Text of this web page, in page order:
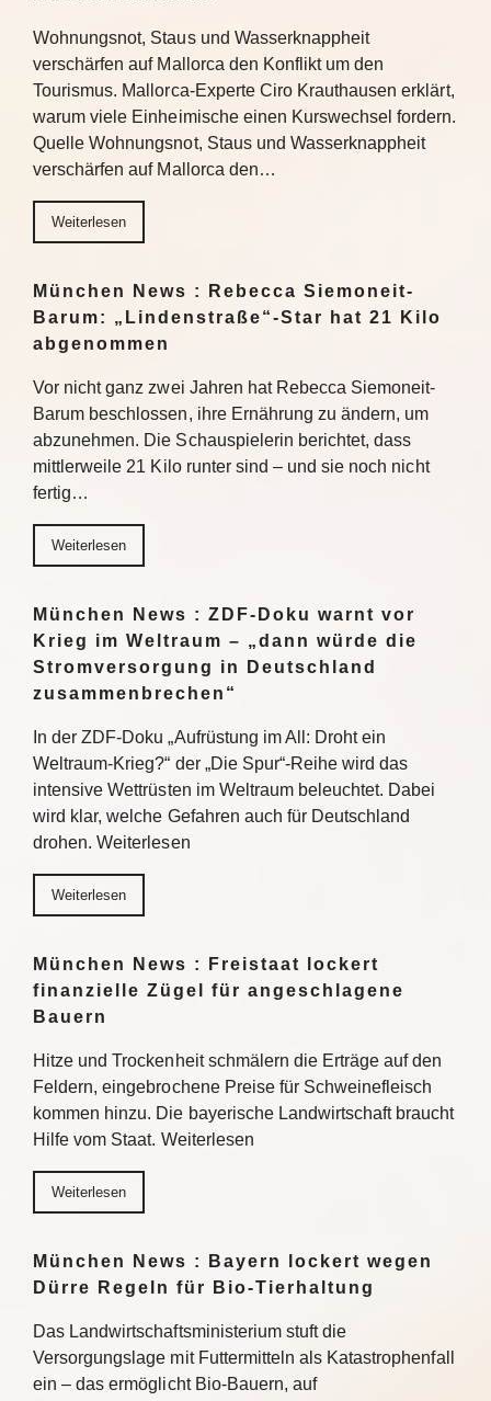
Wohnungsnot, Staus und Wasserknappheit
verschärfen auf Mallorca den Konflikt um den
Tourismus. Mallorca-Experte Ciro Krauthausen erklärt,
warum viele Einheimische einen Kurswechsel fordern.
Quelle Wohnungsnot, Staus und Wasserknappheit
verschärfen auf Mallorca den…
Weiterlesen
München News : Rebecca Siemoneit-
Barum: „Lindenstraße“-Star hat 21 Kilo
abgenommen
Vor nicht ganz zwei Jahren hat Rebecca Siemoneit-
Barum beschlossen, ihre Ernährung zu ändern, um
abzunehmen. Die Schauspielerin berichtet, dass
mittlerweile 21 Kilo runter sind – und sie noch nicht
fertig…
Weiterlesen
München News : ZDF-Doku warnt vor
Krieg im Weltraum – „dann würde die
Stromversorgung in Deutschland
zusammenbrechen“
In der ZDF-Doku „Aufrüstung im All: Droht ein
Weltraum-Krieg?“ der „Die Spur“-Reihe wird das
intensive Wettrüsten im Weltraum beleuchtet. Dabei
wird klar, welche Gefahren auch für Deutschland
drohen. Weiterlesen
Weiterlesen
München News : Freistaat lockert
finanzielle Zügel für angeschlagene
Bauern
Hitze und Trockenheit schmälern die Erträge auf den
Feldern, eingebrochene Preise für Schweinefleisch
kommen hinzu. Die bayerische Landwirtschaft braucht
Hilfe vom Staat. Weiterlesen
Weiterlesen
München News : Bayern lockert wegen
Dürre Regeln für Bio-Tierhaltung
Das Landwirtschaftsministerium stuft die
Versorgungslage mit Futtermitteln als Katastrophenfall
ein – das ermöglicht Bio-Bauern, auf